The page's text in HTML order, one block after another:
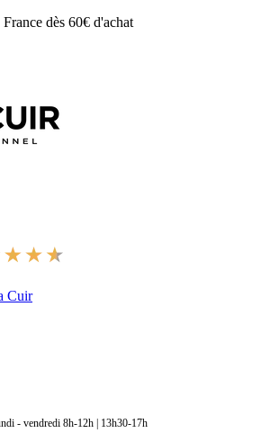
dès 60€ d'achat
Cuir
- vendredi 8h-12h | 13h30-17h